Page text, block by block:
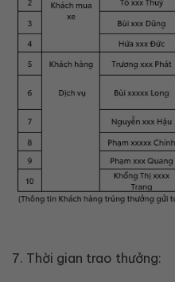
7. Thời gian trao thưởng: